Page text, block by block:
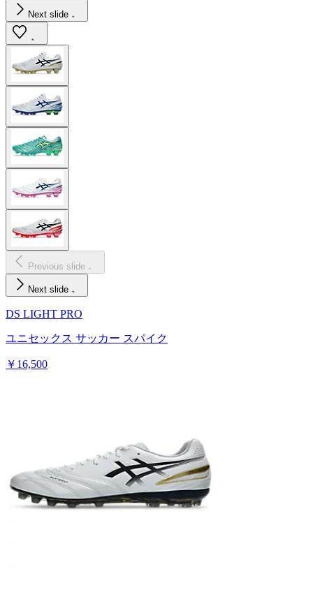
Next slide
Previous slide
Next slide
DS LIGHT PRO
ユニセックス サッカー スパイク
￥16,500